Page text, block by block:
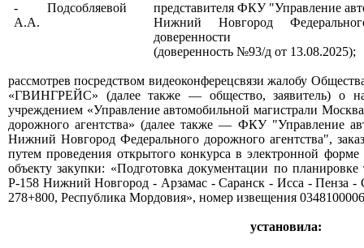
- Подсобляевой
А.А.
представителя ФКУ "Управление
Нижний Новгород
доверенности
(доверенность №93/д от 13.08.2025);
рассмотрев посредством видеоконферецсвязижалобу Обществ
«ГВИНГРЕЙС» (далее также — общество,заявитель) о
учреждением «Управление автомобильной магистрали
дорожного агентства» (далее также — ФКУ "Управление
Нижний Новгород Федерального дорожного агентства",
путем проведения открытого конкурса в электронной
объекту закупки: «Подготовка документации по
Р-158 Нижний Новгород - Арзамас - Саранск - Исса - Пенза -
278+800, Республика Мордовия», номер извещения
установила: